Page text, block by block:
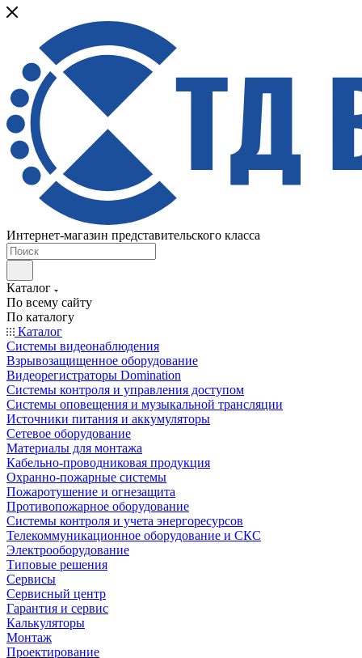
Интернет-магазин представительского класса
Каталог
По всему сайту
По каталогу
Каталог
Системы видеонаблюдения
Взрывозащищенное оборудование
Видеорегистраторы Domination
Системы контроля и управления доступом
Системы оповещения и музыкальной трансляции
Источники питания и аккумуляторы
Сетевое оборудование
Материалы для монтажа
Кабельно-проводниковая продукция
Охранно-пожарные системы
Пожаротушение и огнезащита
Противопожарное оборудование
Системы контроля и учета энергоресурсов
Телекоммуникационное оборудование и СКС
Электрооборудование
Типовые решения
Сервисы
Сервисный центр
Гарантия и сервис
Калькуляторы
Монтаж
Проектирование